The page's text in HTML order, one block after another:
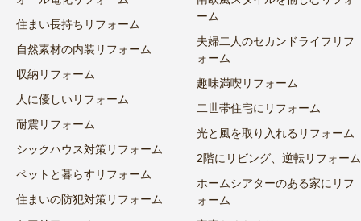
住まい長持ちリフォーム
自然素材の内装リフォーム
収納リフォーム
人に優しいリフォーム
耐震リフォーム
シックハウス対策リフォーム
ペットと暮らすリフォーム
住まいの防犯対策リフォーム
ーム
夫婦二人のセカンドライフリフ
ォーム
趣味満喫リフォーム
二世帯住宅にリフォーム
光と風を取り入れるリフォーム
2階にリビング、逆転リフォーム
ホームシアターのある家にリフ
ォーム